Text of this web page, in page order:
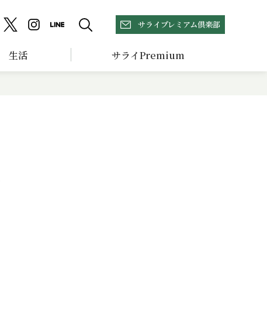
サライプレミアム倶楽部
生活 サライPremium